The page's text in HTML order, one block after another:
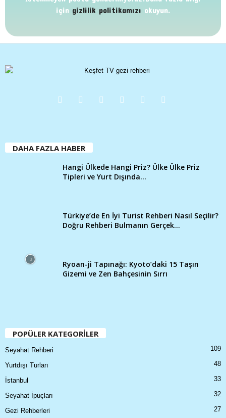
için gizlilik politikamızı okuyun.
DAHA FAZLA HABER
Hangi Ülkede Hangi Priz? Ülke Ülke Priz
Tipleri ve Yurt Dışında...
Türkiye’de En İyi Turist Rehberi Nasıl Seçilir?
Doğru Rehberi Bulmanın Gerçek...
Ryoan-ji Tapınağı: Kyoto’daki 15 Taşın
Gizemi ve Zen Bahçesinin Sırrı
POPÜLER KATEGORİLER
Seyahat Rehberi 109
Yurtdışı Turları 48
İstanbul 33
Seyahat İpuçları 32
Gezi Rehberleri 27